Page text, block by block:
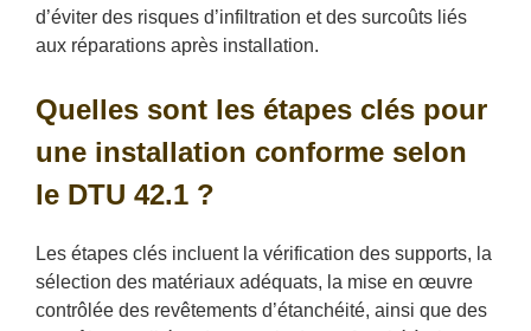
d’éviter des risques d’infiltration et des surcoûts liés
aux réparations après installation.
Quelles sont les étapes clés pour
une installation conforme selon
le DTU 42.1 ?
Les étapes clés incluent la vérification des supports, la
sélection des matériaux adéquats, la mise en œuvre
contrôlée des revêtements d’étanchéité, ainsi que des